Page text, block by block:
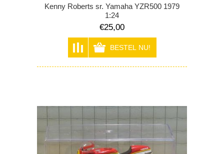
Kenny Roberts sr. Yamaha YZR500 1979
1:24
€25,00